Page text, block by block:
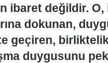
ibaret değildir. O,
dokunan,
geçiren,
duygusunu